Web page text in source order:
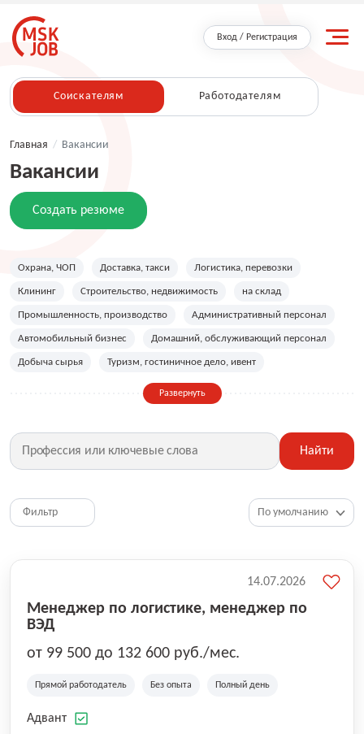
Вход / Регистрация
Соискателям Работодателям
Главная / Вакансии
Вакансии
Создать резюме
Охрана, ЧОП Доставка, такси Логистика, перевозки
Клининг Строительство, недвижимость на склад
Промышленность, производство Административный персонал
Автомобильный бизнес Домашний, обслуживающий персонал
Добыча сырья Туризм, гостиничное дело, ивент
Дизайн, искусство, ивент
Фитнес, красота, спорт Страхование
Медицина, фармацевтика Маркетинг, PR, реклама
HR, управление персоналом
Топ менеджмент, руководители
Развернуть
Найти
Фильтр
Менеджер по логистике, менеджер по
ВЭД
от 99 500 до 132 600 руб./мес.
Прямой работодатель Без опыта Полный день
Адвант
14.07.2026